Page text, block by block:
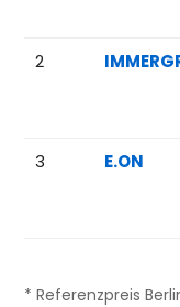
2
3 E.ON
* Referenzpreis